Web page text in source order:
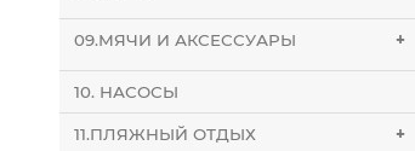
09.МЯЧИ И АКСЕССУАРЫ +
10. НАСОСЫ
11.ПЛЯЖНЫЙ ОТДЫХ +